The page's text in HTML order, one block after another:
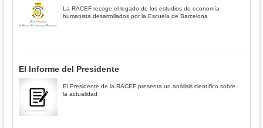
La RACEF recoge el legado de los estudios de economía
humanista desarrollados por la Escuela de Barcelona
El Informe del Presidente
El Presidente de la RACEF presenta un análisis científico sobre
la actualidad